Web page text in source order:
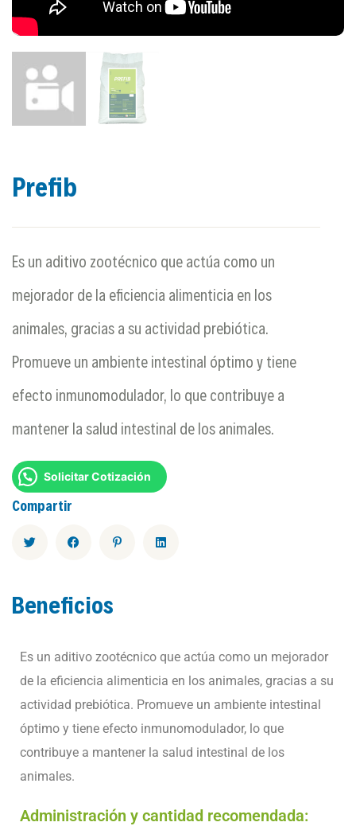
Prefib
Es un aditivo zootécnico que actúa como un
mejorador de la eficiencia alimenticia en los
animales, gracias a su actividad prebiótica.
Promueve un ambiente intestinal óptimo y tiene
efecto inmunomodulador, lo que contribuye a
mantener la salud intestinal de los animales.
Solicitar Cotización
Compartir
Beneficios
Es un aditivo zootécnico que actúa como un mejorador
de la eficiencia alimenticia en los animales, gracias a su
actividad prebiótica. Promueve un ambiente intestinal
óptimo y tiene efecto inmunomodulador, lo que
contribuye a mantener la salud intestinal de los
animales.
Administración y cantidad recomendada: